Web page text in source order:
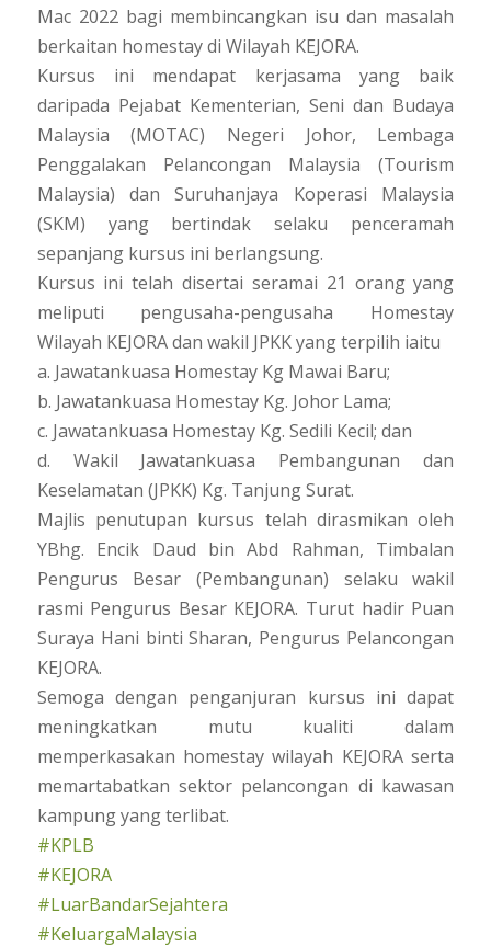
Mac 2022 bagi membincangkan isu dan masalah
berkaitan homestay di Wilayah KEJORA.
Kursus ini mendapat kerjasama yang baik
daripada Pejabat Kementerian, Seni dan Budaya
Malaysia (MOTAC) Negeri Johor, Lembaga
Penggalakan Pelancongan Malaysia (Tourism
Malaysia) dan Suruhanjaya Koperasi Malaysia
(SKM) yang bertindak selaku penceramah
sepanjang kursus ini berlangsung.
Kursus ini telah disertai seramai 21 orang yang
meliputi pengusaha-pengusaha Homestay
Wilayah KEJORA dan wakil JPKK yang terpilih iaitu
a. Jawatankuasa Homestay Kg Mawai Baru;
b. Jawatankuasa Homestay Kg. Johor Lama;
c. Jawatankuasa Homestay Kg. Sedili Kecil; dan
d. Wakil Jawatankuasa Pembangunan dan
Keselamatan (JPKK) Kg. Tanjung Surat.
Majlis penutupan kursus telah dirasmikan oleh
YBhg. Encik Daud bin Abd Rahman, Timbalan
Pengurus Besar (Pembangunan) selaku wakil
rasmi Pengurus Besar KEJORA. Turut hadir Puan
Suraya Hani binti Sharan, Pengurus Pelancongan
KEJORA.
Semoga dengan penganjuran kursus ini dapat
meningkatkan mutu kualiti dalam
memperkasakan homestay wilayah KEJORA serta
memartabatkan sektor pelancongan di kawasan
kampung yang terlibat.
#KPLB
#KEJORA
#LuarBandarSejahtera
#KeluargaMalaysia